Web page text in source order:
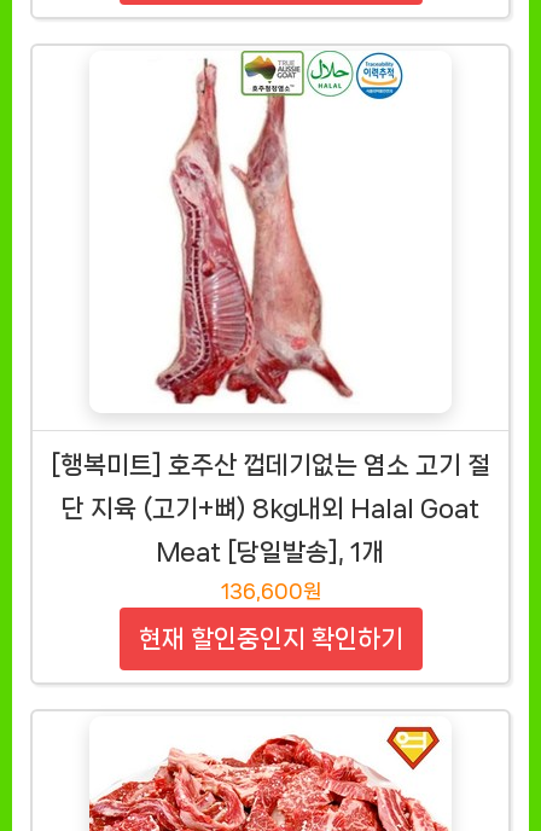
[행복미트] 호주산 껍데기없는 염소 고기 절
단 지육 (고기+뼈) 8kg내외 Halal Goat
Meat [당일발송], 1개
136,600원
현재 할인중인지 확인하기